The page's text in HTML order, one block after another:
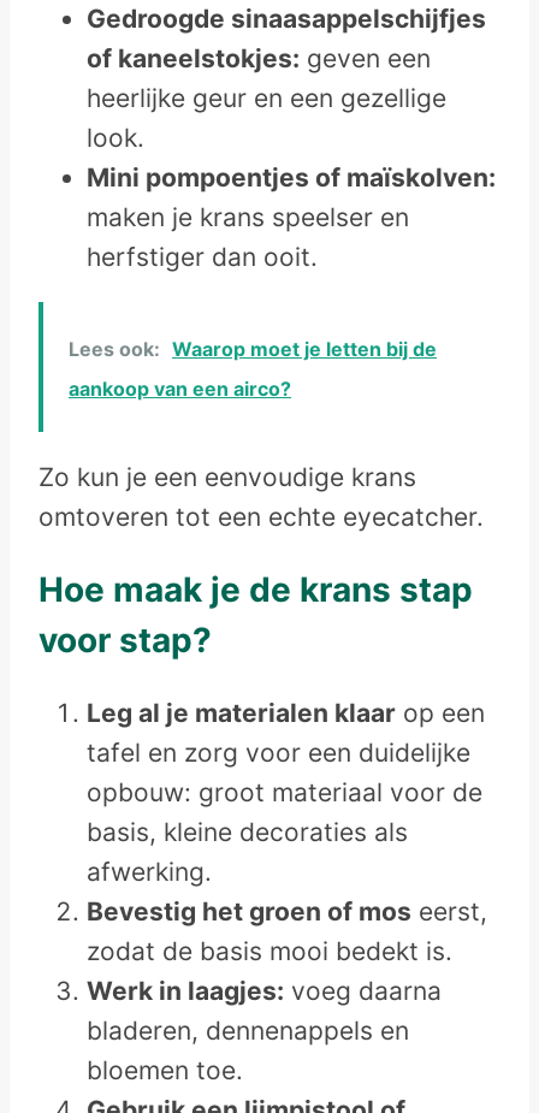
Gedroogde sinaasappelschijfjes
of kaneelstokjes: geven een
heerlijke geur en een gezellige
look.
Mini pompoentjes of maïskolven:
maken je krans speelser en
herfstiger dan ooit.
Lees ook: Waarop moet je letten bij de
aankoop van een airco?
Zo kun je een eenvoudige krans
omtoveren tot een echte eyecatcher.
Hoe maak je de krans stap
voor stap?
Leg al je materialen klaar op een
tafel en zorg voor een duidelijke
opbouw: groot materiaal voor de
basis, kleine decoraties als
afwerking.
Bevestig het groen of mos eerst,
zodat de basis mooi bedekt is.
Werk in laagjes: voeg daarna
bladeren, dennenappels en
bloemen toe.